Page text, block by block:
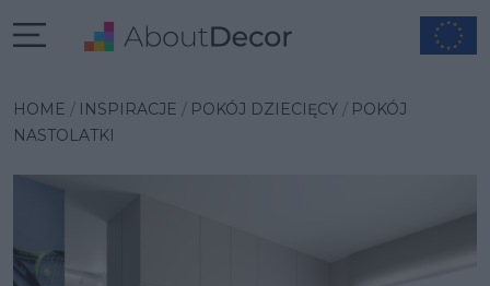
HOME INSPIRACJE POKÓJ DZIECIĘCY
POKÓJ
NASTOLATKI